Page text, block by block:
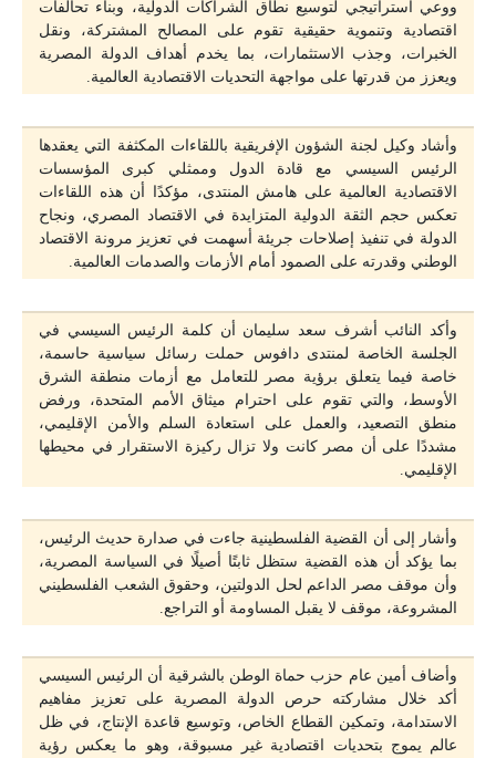
ووعي استراتيجي لتوسيع نطاق الشراكات الدولية، وبناء تحالفات
اقتصادية وتنموية حقيقية تقوم على المصالح المشتركة، ونقل
الخبرات، وجذب الاستثمارات، بما يخدم أهداف الدولة المصرية
ويعزز من قدرتها على مواجهة التحديات الاقتصادية العالمية.
وأشاد وكيل لجنة الشؤون الإفريقية باللقاءات المكثفة التي يعقدها
الرئيس السيسي مع قادة الدول وممثلي كبرى المؤسسات
الاقتصادية العالمية على هامش المنتدى، مؤكدًا أن هذه اللقاءات
تعكس حجم الثقة الدولية المتزايدة في الاقتصاد المصري، ونجاح
الدولة في تنفيذ إصلاحات جريئة أسهمت في تعزيز مرونة الاقتصاد
الوطني وقدرته على الصمود أمام الأزمات والصدمات العالمية.
وأكد النائب أشرف سعد سليمان أن كلمة الرئيس السيسي في
الجلسة الخاصة لمنتدى دافوس حملت رسائل سياسية حاسمة،
خاصة فيما يتعلق برؤية مصر للتعامل مع أزمات منطقة الشرق
الأوسط، والتي تقوم على احترام ميثاق الأمم المتحدة، ورفض
منطق التصعيد، والعمل على استعادة السلم والأمن الإقليمي،
مشددًا على أن مصر كانت ولا تزال ركيزة الاستقرار في محيطها
الإقليمي.
وأشار إلى أن القضية الفلسطينية جاءت في صدارة حديث الرئيس،
بما يؤكد أن هذه القضية ستظل ثابتًا أصيلًا في السياسة المصرية،
وأن موقف مصر الداعم لحل الدولتين، وحقوق الشعب الفلسطيني
المشروعة، موقف لا يقبل المساومة أو التراجع.
وأضاف أمين عام حزب حماة الوطن بالشرقية أن الرئيس السيسي
أكد خلال مشاركته حرص الدولة المصرية على تعزيز مفاهيم
الاستدامة، وتمكين القطاع الخاص، وتوسيع قاعدة الإنتاج، في ظل
عالم يموج بتحديات اقتصادية غير مسبوقة، وهو ما يعكس رؤية